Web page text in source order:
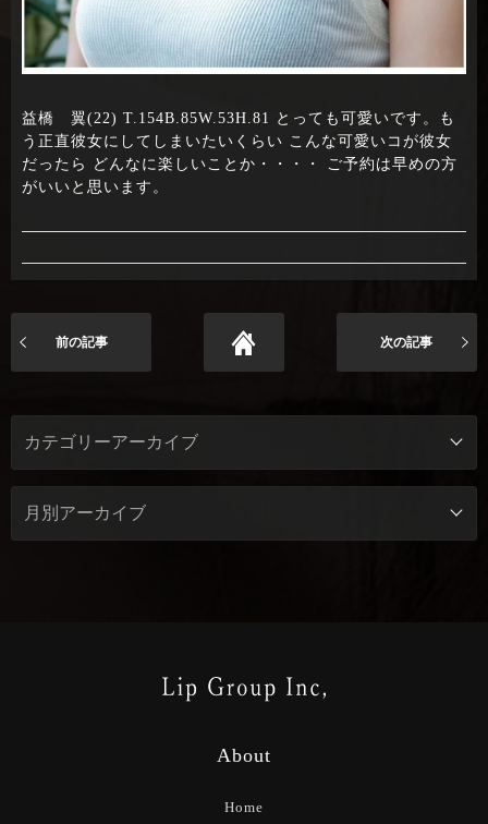
益橋 翼(22) T.154B.85W.53H.81 とっても可愛いです。も
う正直彼女にしてしまいたいくらい こんな可愛いコが彼女
だったら どんなに楽しいことか・・・・ ご予約は早めの方
がいいと思います。
前の記事 次の記事
About
Home